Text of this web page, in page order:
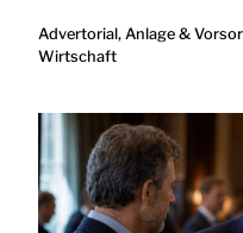
Advertorial, Anlage &
Wirtschaft